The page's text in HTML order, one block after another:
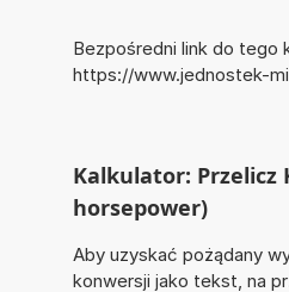
Bezpośredni link do tego
https://www.jednostek-
Kalkulator: Przelicz
horsepower)
Aby uzyskać pożądany
konwersji jako tekst, na